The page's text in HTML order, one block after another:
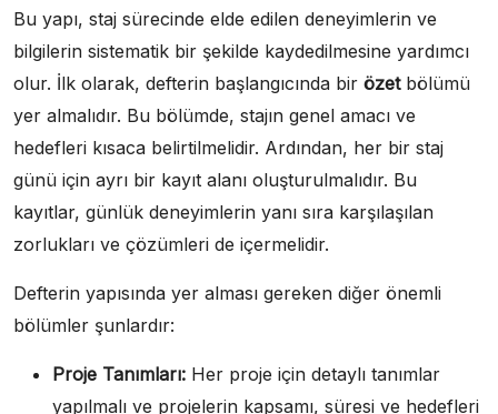
Bu yapı, staj sürecinde elde edilen deneyimlerin ve
bilgilerin sistematik bir şekilde kaydedilmesine yardımcı
olur. İlk olarak, defterin başlangıcında bir özetbölümü
yer almalıdır. Bu bölümde, stajın genel amacı ve
hedefleri kısaca belirtilmelidir. Ardından, her bir staj
günü için ayrı bir kayıt alanı oluşturulmalıdır. Bu
kayıtlar, günlük deneyimlerin yanı sıra karşılaşılan
zorlukları ve çözümleri de içermelidir.
Defterin yapısında yer alması gereken diğer önemli
bölümler şunlardır:
Proje Tanımları: Her proje için detaylı tanımlar
yapılmalı ve projelerin kapsamı, süresi ve hedefleri